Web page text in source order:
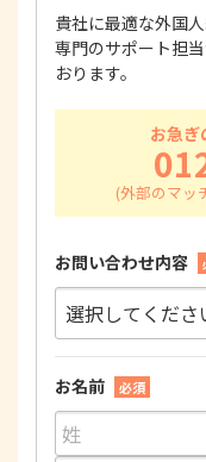
貴社に最適な外国
専門のサポート担
おります。
お急ぎ
お問い合わせ内容
お名前 必須